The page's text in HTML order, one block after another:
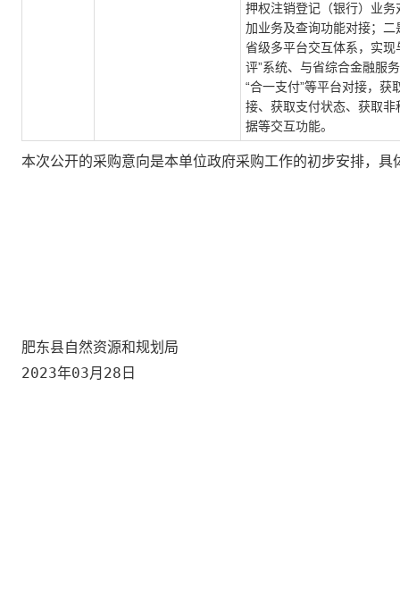
押权注销登记（银行）业务
加业务及查询功能对接；二
省级多平台交互体系，实现
评”系统、与省综合金融服
“合一支付”等平台对接，获
接、获取支付状态、获取非
据等交互功能。
本次公开的采购意向是本单位政府采购工作的初步安排，
肥东县自然资源和规划局
2023年03月28日